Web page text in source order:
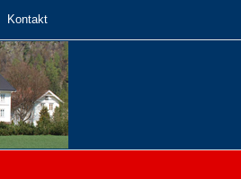
Kontakt